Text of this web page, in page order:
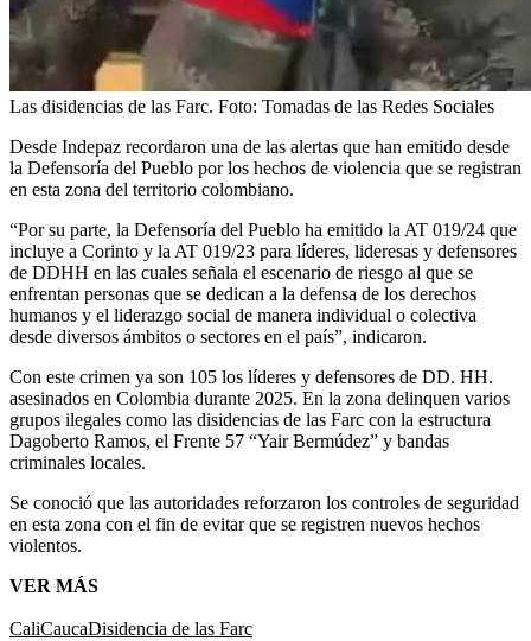
Las disidencias de las Farc. Foto: Tomadas de las Redes Sociales
Desde Indepaz recordaron una de las alertas que han emitido desde
la Defensoría del Pueblo por los hechos de violencia que se registran
en esta zona del territorio colombiano.
“Por su parte, la Defensoría del Pueblo ha emitido la AT 019/24 que
incluye a Corinto y la AT 019/23 para líderes, lideresas y defensores
de DDHH en las cuales señala el escenario de riesgo al que se
enfrentan personas que se dedican a la defensa de los derechos
humanos y el liderazgo social de manera individual o colectiva
desde diversos ámbitos o sectores en el país”, indicaron.
Con este crimen ya son 105 los líderes y defensores de DD. HH.
asesinados en Colombia durante 2025. En la zona delinquen varios
grupos ilegales como las disidencias de las Farc con la estructura
Dagoberto Ramos, el Frente 57 “Yair Bermúdez” y bandas
criminales locales.
Se conoció que las autoridades reforzaron los controles de seguridad
en esta zona con el fin de evitar que se registren nuevos hechos
violentos.
VER MÁS
CaliCaucaDisidencia de las Farc